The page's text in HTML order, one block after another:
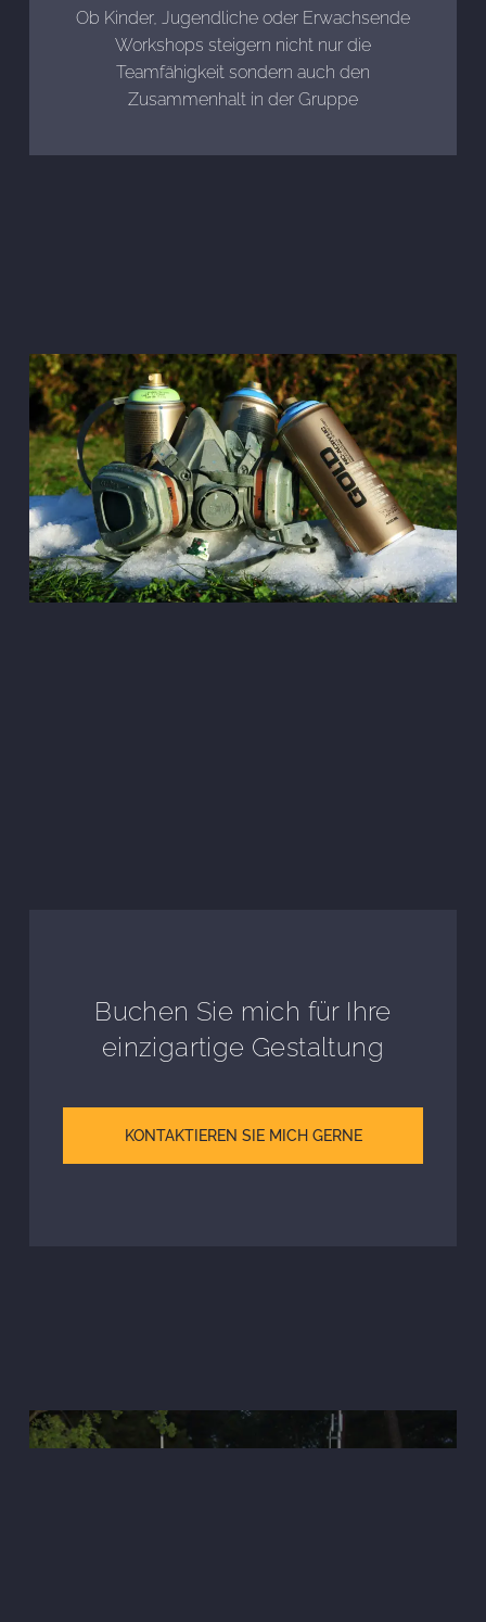
Ob Kinder, Jugendliche oder Erwachsende
Workshops steigern nicht nur die
Teamfähigkeit sondern auch den
Zusammenhalt in der Gruppe
Buchen Sie mich für Ihre
einzigartige Gestaltung
KONTAKTIEREN SIE MICH GERNE